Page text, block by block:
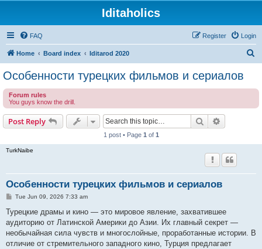
Iditaholics
FAQ Login
Register
Home Board index Iditarod 2020
c
Особенности турецких фильмов и сериалов
Forum rules
You guys know the drill.
Post Reply Search
1 post • Page 1 of 1
TurkNaibe
Особенности турецких фильмов и сериалов
P
s
t
Tue Jun 09, 2026 7:33 am
Турецкие драмы и кино — это мировое явление, захватившее
аудиторию от Латинской Америки до Азии. Их главный секрет —
необычайная сила чувств и многослойные, проработанные истории. В
отличие от стремительного западного кино, Турция предлагает